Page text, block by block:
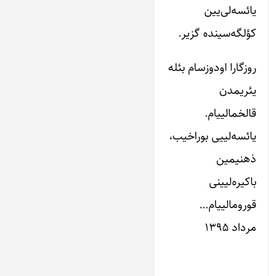
یائسه‌لی‌یین
کؤلگه‌سینده گزیر.
روزگارا اودوزسام بئله
یئریمدن
قالخمالییام.
یائسه‌لییی بوراخیب،
ذهنیمین
باکیره‌لیینی
قورومالییام…
مرداد ۱۳۹۵